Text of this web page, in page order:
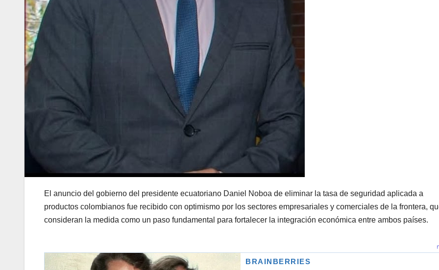
El anuncio del gobierno del presidente ecuatoriano Daniel Noboa de eliminar la tasa de seguridad aplicada a
productos colombianos fue recibido con optimismo por los sectores empresariales y comerciales de la frontera,
consideran la medida como un paso fundamental para fortalecer la integración económica entre ambos países.